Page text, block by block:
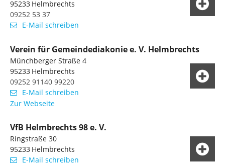
95233 Helmbrechts
09252 53 37
E-Mail schreiben
Verein für Gemeindediakonie e. V. Helmbrechts
Münchberger Straße 4
95233 Helmbrechts
09252 91140 99220
E-Mail schreiben
Zur Webseite
VfB Helmbrechts 98 e. V.
Ringstraße 30
95233 Helmbrechts
E-Mail schreiben